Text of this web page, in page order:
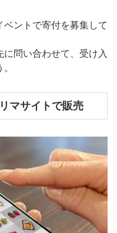
ベントで寄付を募集して
問い合わせて、受け入
マサイトで販売